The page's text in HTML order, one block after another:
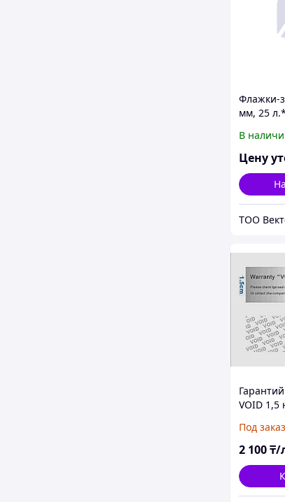
Флажки-
мм, 25
В
Цену
ТОО
VOID 1,5
Под заказ
2 100₸/